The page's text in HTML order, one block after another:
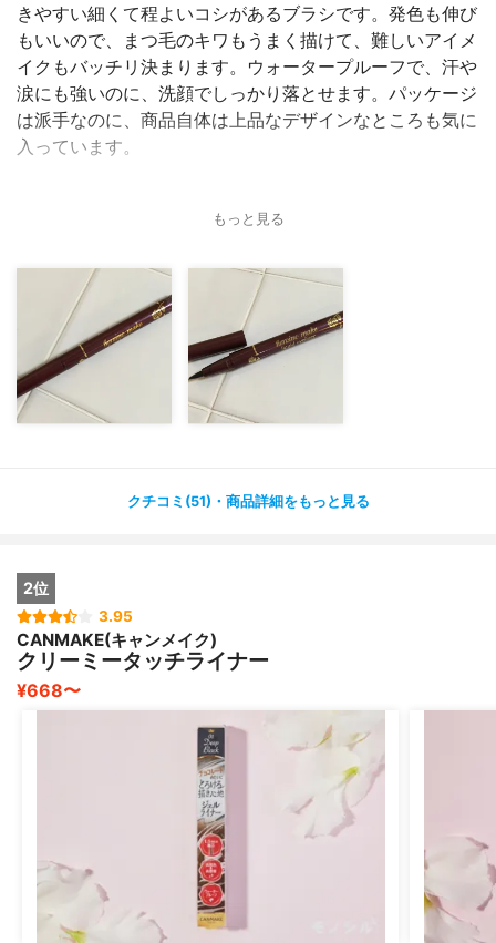
きやすい細くて程よいコシがあるブラシです。発色も伸び
もいいので、まつ毛のキワもうまく描けて、難しいアイメ
イクもバッチリ決まります。ウォータープルーフで、汗や
涙にも強いのに、洗顔でしっかり落とせます。パッケージ
は派手なのに、商品自体は上品なデザインなところも気に
入っています。
もっと見る
クチコミ(51)・商品詳細をもっと見る
2位
3.95
CANMAKE(キャンメイク)
クリーミータッチライナー
¥668〜